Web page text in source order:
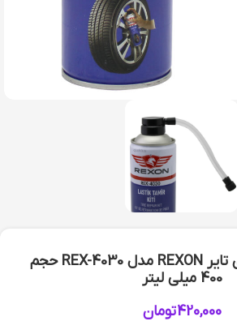
اسپری رفع پنچری تایر REXON مدل REX-4030 حجم
400 میلی لیتر
420,000تومان